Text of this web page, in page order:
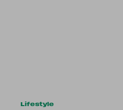
Lifestyle